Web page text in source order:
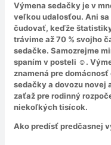
Výmena sedačky je v
veľkou udalosťou. Ani sa
čudovať, keďže
trávime až 70 % svojho
sedačke. Samozrejme
spaním v posteli ☺.
znamená pre
sedačky a dovozu novej
zaťaž pre rodinný
niekoľkých tisícok.
Ako predísť predčasnej